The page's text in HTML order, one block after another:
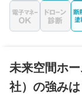
未来空間ホ
社）の強みは